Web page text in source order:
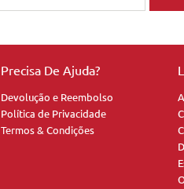
Precisa De Ajuda?
Devolução e Reembolso
Política de Privacidade
Termos & Condições